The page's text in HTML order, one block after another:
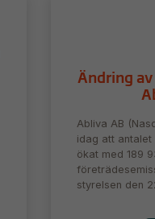
Ändring
Abliva AB
idag att
ökat med 189
styrelsen den